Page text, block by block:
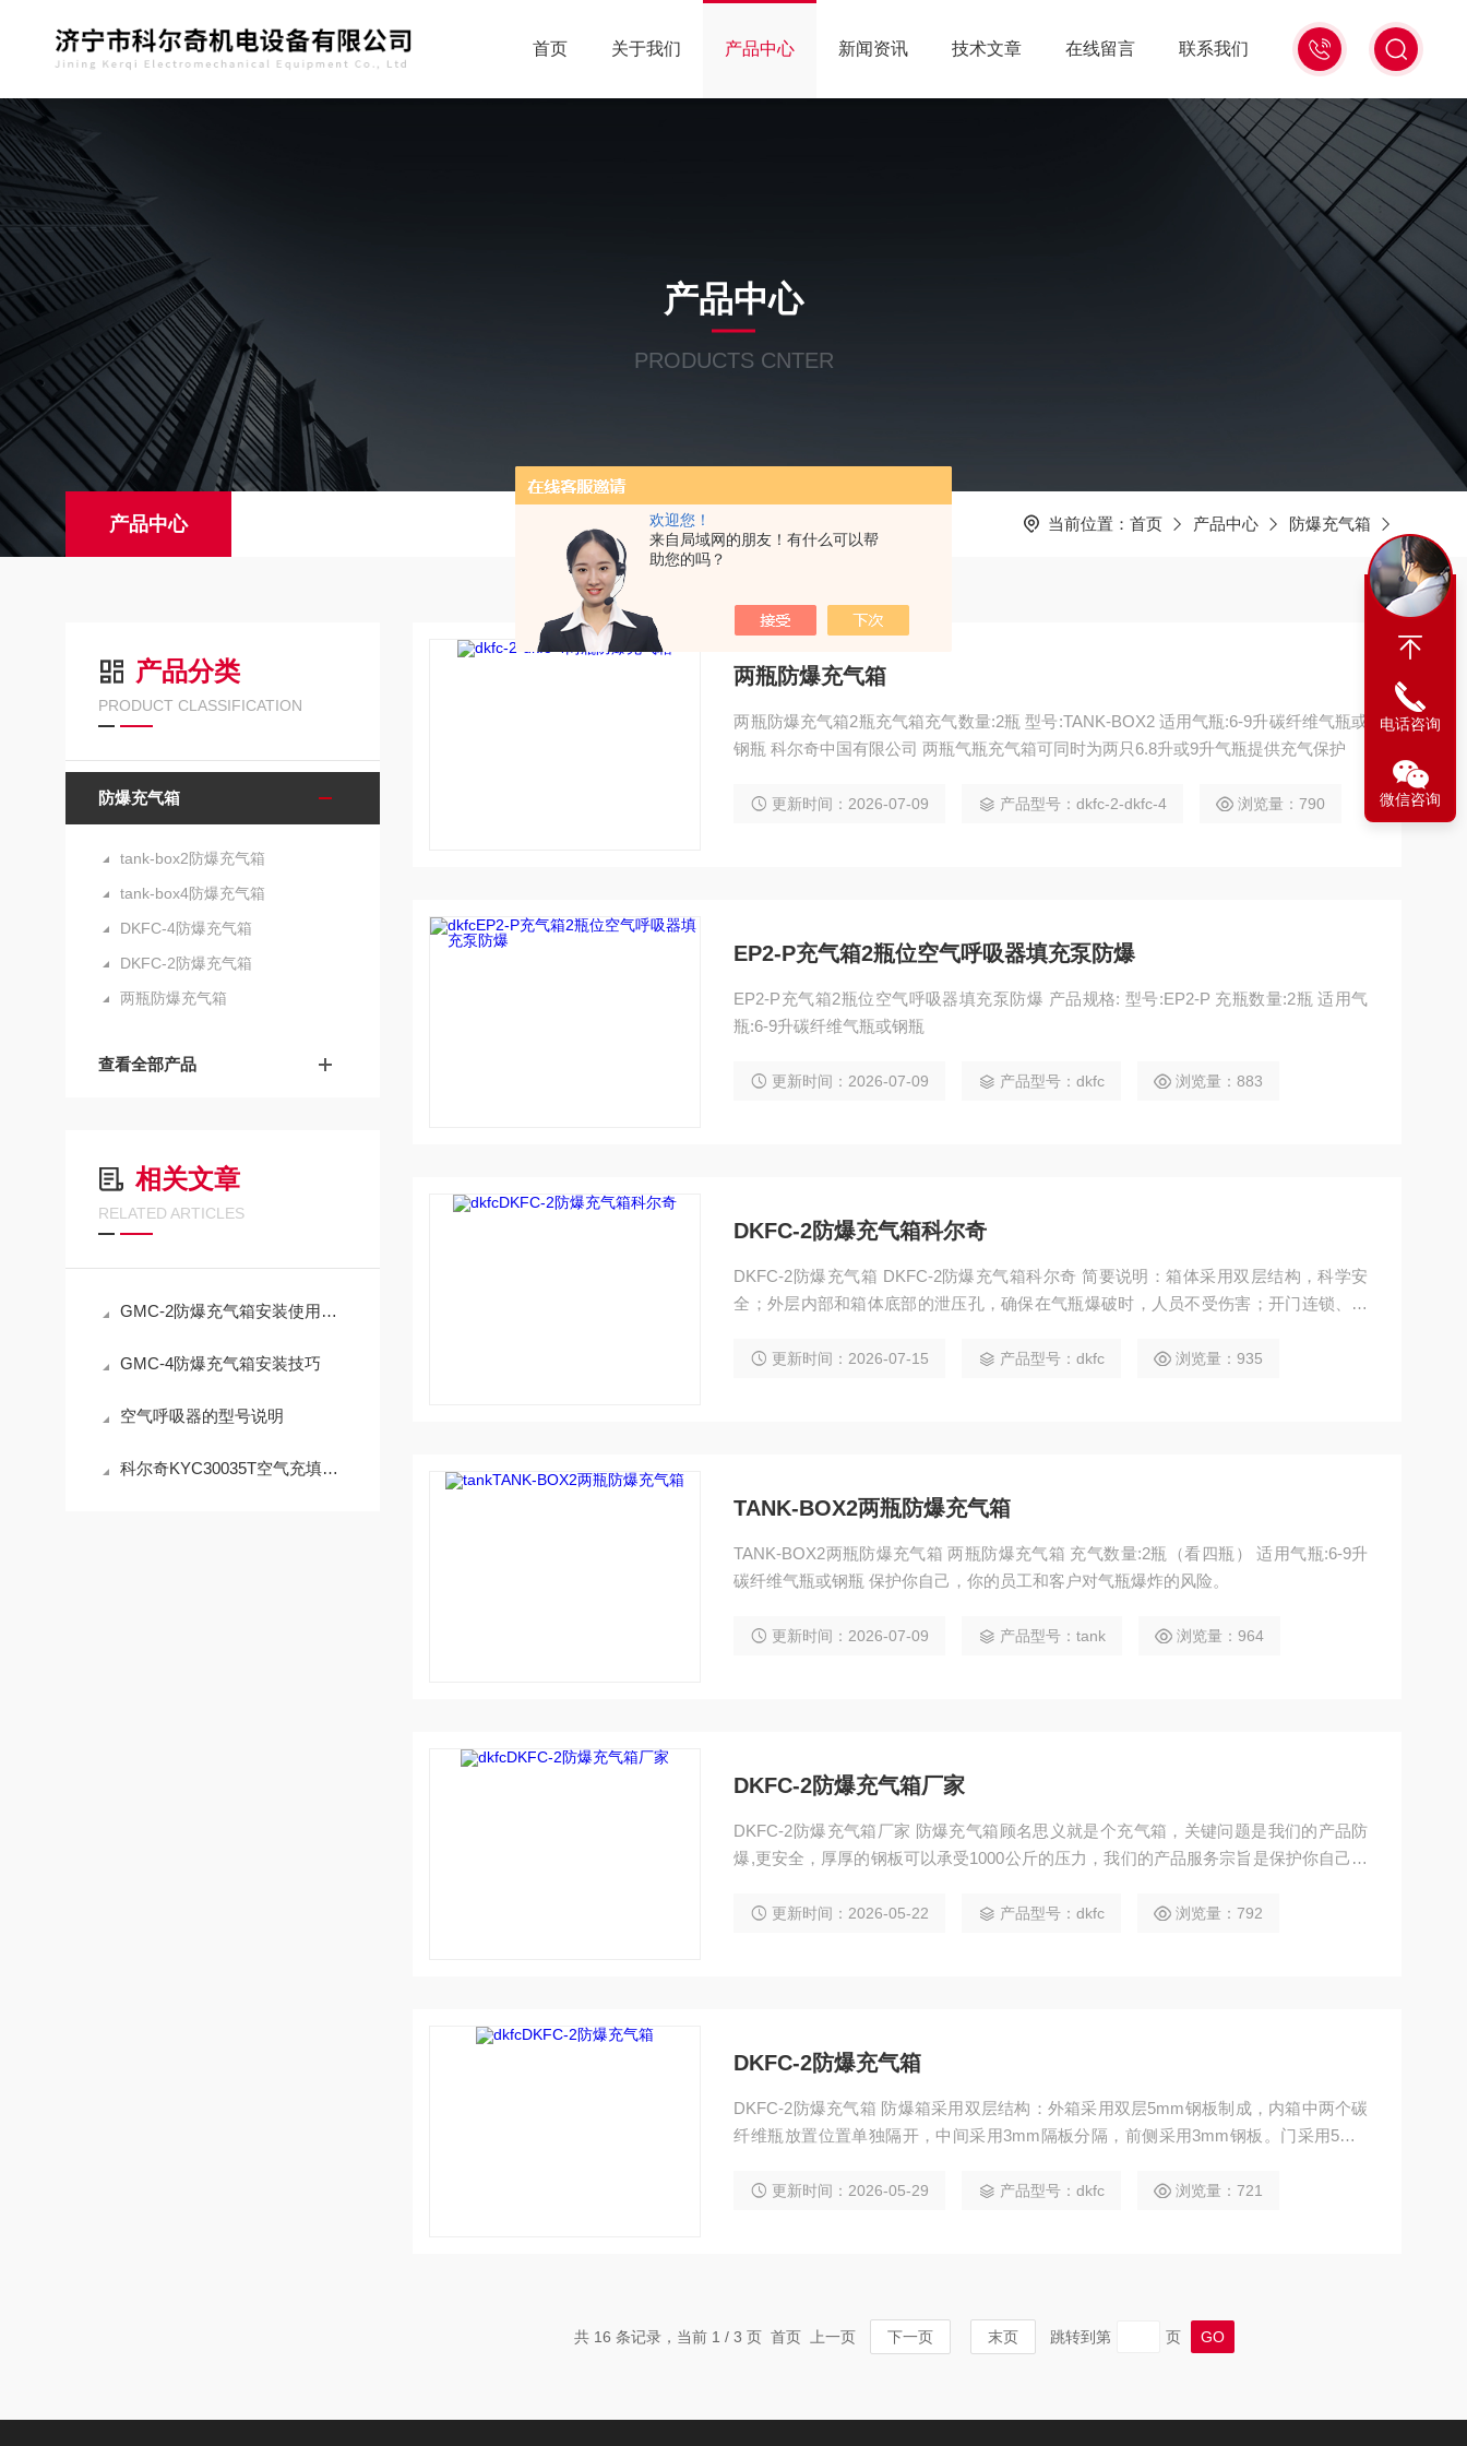
欢迎您！
来自局域网的朋友！有什么可以帮
助您的吗？
15006471345
首页 关于我们 产品中心 新闻资讯 技术文章 在线留言 联系我们
产品中心
PRODUCTS CNTER
产品中心 当前位置： 首页 产品中心 防爆充气箱
产品分类
PRODUCT CLASSIFICATION
防爆充气箱
tank-box2防爆充气箱
tank-box4防爆充气箱
DKFC-4防爆充气箱
DKFC-2防爆充气箱
两瓶防爆充气箱
查看全部产品
相关文章
RELATED ARTICLES
GMC-2防爆充气箱安装使用简介
GMC-4防爆充气箱安装技巧
空气呼吸器的型号说明
科尔奇KYC30035T空气充填泵操作使用与注意事项
两瓶防爆充气箱
两瓶防爆充气箱2瓶充气箱充气数量:2瓶 型号:TANK-BOX2 适用气瓶:6-9升碳纤维气瓶或
钢瓶 科尔奇中国有限公司 两瓶气瓶充气箱可同时为两只6.8升或9升气瓶提供充气保护
更新时间：2026-07-09 产品型号：dkfc-2-dkfc-4 浏览量：790
EP2-P充气箱2瓶位空气呼吸器填充泵防爆
EP2-P充气箱2瓶位空气呼吸器填充泵防爆 产品规格: 型号:EP2-P 充瓶数量:2瓶 适用气
瓶:6-9升碳纤维气瓶或钢瓶
更新时间：2026-07-09 产品型号：dkfc 浏览量：883
DKFC-2防爆充气箱科尔奇
DKFC-2防爆充气箱 DKFC-2防爆充气箱科尔奇 简要说明：箱体采用双层结构，科学安
全；外层内部和箱体底部的泄压孔，确保在气瓶爆破时，人员不受伤害；开门连锁、关
更新时间：2026-07-15 产品型号：dkfc 浏览量：935
TANK-BOX2两瓶防爆充气箱
TANK-BOX2两瓶防爆充气箱 两瓶防爆充气箱 充气数量:2瓶（看四瓶） 适用气瓶:6-9升
碳纤维气瓶或钢瓶 保护你自己，你的员工和客户对气瓶爆炸的风险。
更新时间：2026-07-09 产品型号：tank 浏览量：964
DKFC-2防爆充气箱厂家
DKFC-2防爆充气箱厂家 防爆充气箱顾名思义就是个充气箱，关键问题是我们的产品防
爆,更安全，厚厚的钢板可以承受1000公斤的压力，我们的产品服务宗旨是保护你自己，
安全,在气瓶的实际使用中,很难避免将一些有安全隐患的气瓶即时发现,科尔奇防爆充气
更新时间：2026-05-22 产品型号：dkfc 浏览量：792
DKFC-2防爆充气箱
DKFC-2防爆充气箱 防爆箱采用双层结构：外箱采用双层5mm钢板制成，内箱中两个碳
纤维瓶放置位置单独隔开，中间采用3mm隔板分隔，前侧采用3mm钢板。门采用5mm
气瓶爆破时，膨胀的压缩空气通过内、外箱之间的空间和箱体底部泄压孔排出，防止对
更新时间：2026-05-29 产品型号：dkfc 浏览量：721
共 16 条记录，当前 1 / 3 页 首页 上一页 下一页 末页 跳转到第 页
电话咨询
微信咨询